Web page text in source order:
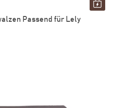
Passend für Lely